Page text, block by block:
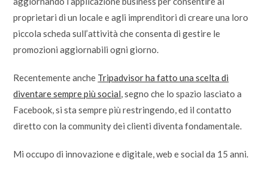
proprietari di un locale e agli imprenditori di creare una loro
piccola scheda sull’attività che consenta di gestire le
promozioni aggiornabili ogni giorno.
Recentemente anche Tripadvisor ha fatto una scelta di
diventare sempre più social, segno che lo spazio lasciato a
Facebook, si sta sempre più restringendo, ed il contatto
diretto con la community dei clienti diventa fondamentale.
Mi occupo di innovazione e digitale, web e social da 15 anni.